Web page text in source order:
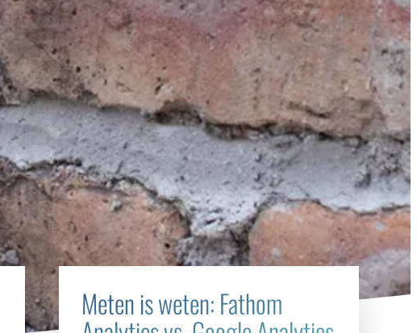
Meten is weten: Fathom